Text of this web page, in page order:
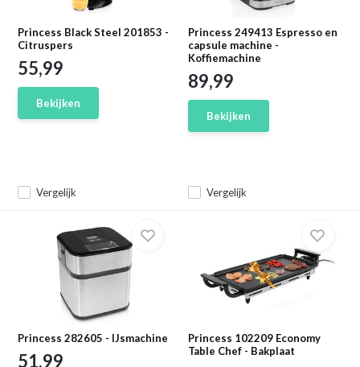
Princess Black Steel 201853 -
Citruspers
Vergelijk
55,99
Bekijken
Princess 249413 Espresso en
capsule machine -
Koffiemachine
Vergelijk
89,99
Bekijken
Princess 282605 - IJsmachine
51,99
Princess 102209 Economy
Table Chef - Bakplaat